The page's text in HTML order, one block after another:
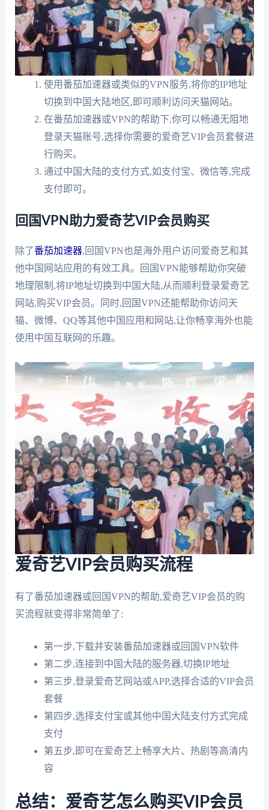
使用番茄加速器或类似的VPN服务,将你的IP地址
切换到中国大陆地区,即可顺利访问天猫网站。
在番茄加速器或VPN的帮助下,你可以畅通无阻地
登录天猫账号,选择你需要的爱奇艺VIP会员套餐进
行购买。
通过中国大陆的支付方式,如支付宝、微信等,完成
支付即可。
回国VPN助力爱奇艺VIP会员购买
除了番茄加速器,回国VPN也是海外用户访问爱奇艺和其
他中国网站应用的有效工具。回国VPN能够帮助你突破
地理限制,将IP地址切换到中国大陆,从而顺利登录爱奇艺
网站,购买VIP会员。同时,回国VPN还能帮助你访问天
猫、微博、QQ等其他中国应用和网站,让你畅享海外也能
使用中国互联网的乐趣。
爱奇艺VIP会员购买流程
有了番茄加速器或回国VPN的帮助,爱奇艺VIP会员的购
买流程就变得非常简单了:
第一步,下载并安装番茄加速器或回国VPN软件
第二步,连接到中国大陆的服务器,切换IP地址
第三步,登录爱奇艺网站或APP,选择合适的VIP会员
套餐
第四步,选择支付宝或其他中国大陆支付方式完成
支付
第五步,即可在爱奇艺上畅享大片、热剧等高清内
容
总结：爱奇艺怎么购买VIP会员